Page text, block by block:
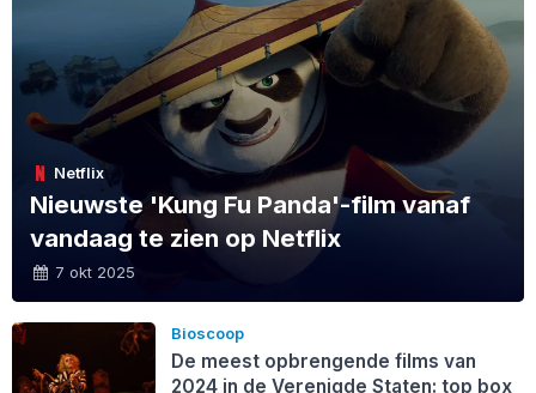
Netflix
Nieuwste 'Kung Fu Panda'-film vanaf
vandaag te zien op Netflix
7 okt 2025
Bioscoop
De meest opbrengende films van
2024 in de Verenigde Staten: top box